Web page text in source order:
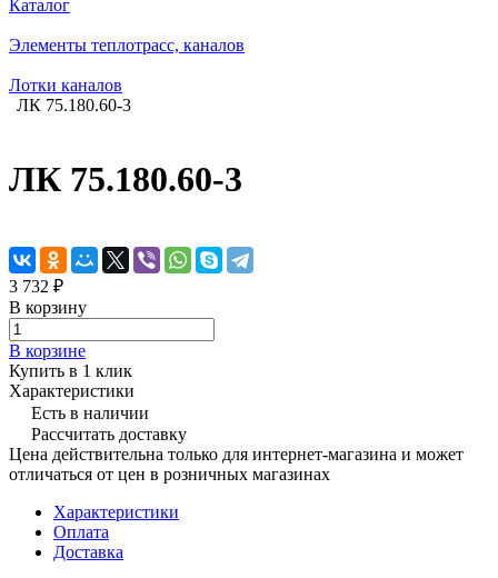
Каталог
Элементы теплотрасс, каналов
Лотки каналов
ЛК 75.180.60-3
ЛК 75.180.60-3
3 732 ₽
В корзину
В корзине
Купить в 1 клик
Характеристики
Есть в наличии
Рассчитать доставку
Цена действительна только для интернет-магазина и может
отличаться от цен в розничных магазинах
Характеристики
Оплата
Доставка